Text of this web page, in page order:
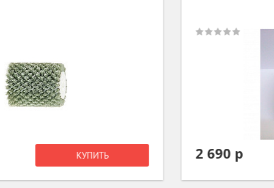
КУПИТЬ